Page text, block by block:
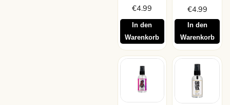
€4.99
In den
Warenkorb
€4.99
In den
Warenkorb